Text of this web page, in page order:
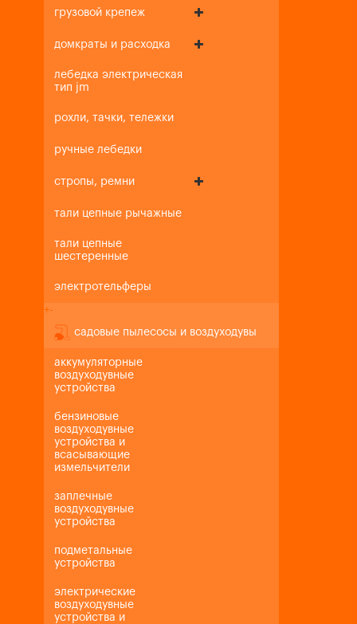
грузовой крепеж
домкраты и расходка
лебедка электрическая
тип jm
рохли, тачки, тележки
ручные лебедки
стропы, ремни
тали цепные рычажные
тали цепные
шестеренные
электротельферы
+-
садовые пылесосы и воздуходувы
аккумуляторные
воздуходувные
устройства
бензиновые
воздуходувные
устройства и
всасывающие
измельчители
заплечные
воздуходувные
устройства
подметальные
устройства
электрические
воздуходувные
устройства и